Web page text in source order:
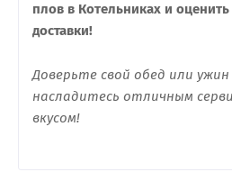
плов в Котельниках и
доставки!
Доверьте свой обед или
насладитесь отличным
вкусом!